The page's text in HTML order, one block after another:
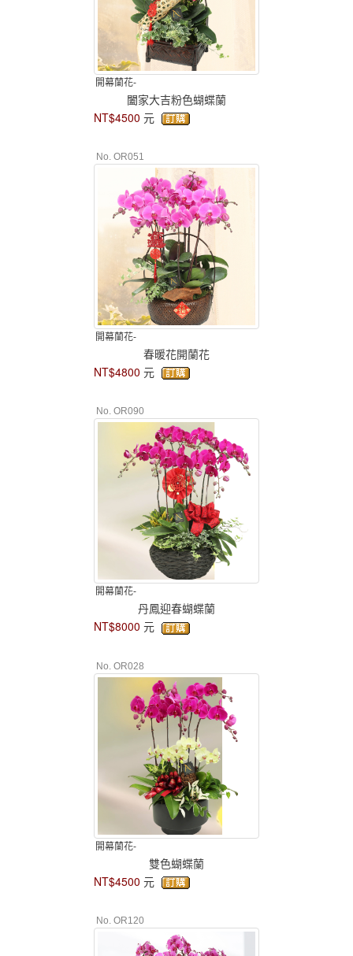
開幕蘭花-
闔家大吉粉色蝴蝶蘭
NT$4500 元
No. OR051
開幕蘭花-
春暖花開蘭花
NT$4800 元
No. OR090
開幕蘭花-
丹鳳迎春蝴蝶蘭
NT$8000 元
No. OR028
開幕蘭花-
雙色蝴蝶蘭
NT$4500 元
No. OR120